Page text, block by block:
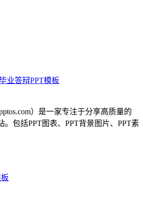
业答辩PPT模板
）是一家专注于分享高质量的
。包括PPT图表、PPT背景图片、PPT素